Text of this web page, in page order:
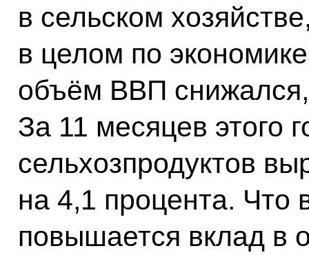
в сельском
в целом по
объём ВВП
За 11 месяцев этого
сельхозпродуктов
на 4,1 процента. Что
повышается вклад в